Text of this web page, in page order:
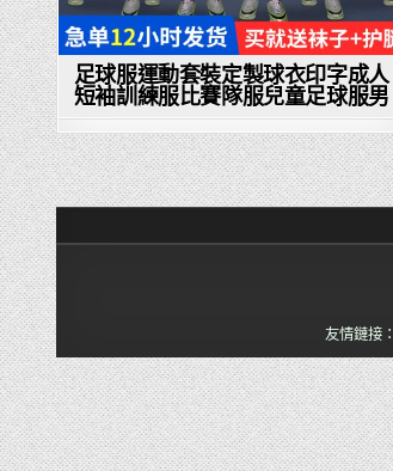
足球服運動套裝定製球衣印字成人
短袖訓練服比賽隊服兒童足球服男
友情鏈接：